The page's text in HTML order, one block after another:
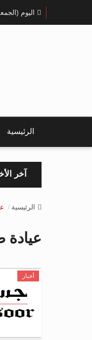
اليوم (الجمعة 07 أغسطس
الرئيسية
آخر
الرئيسية
أخبار